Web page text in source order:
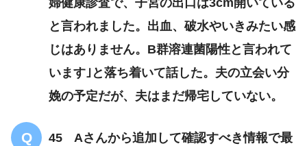
婦健康診査で、子宮の出口は3cm開いている
と言われました。出血、破水やいきみたい感
じはありません。B群溶連菌陽性と言われて
います｣と落ち着いて話した。夫の立会い分
娩の予定だが、夫はまだ帰宅していない。
45 Aさんから追加して確認すべき情報で最